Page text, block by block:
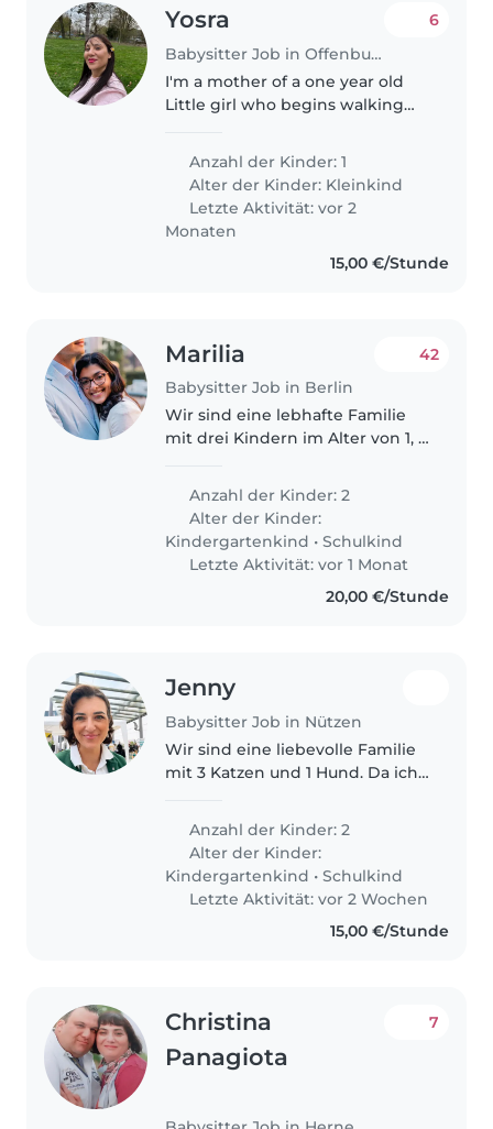
Yosra
Babysitter Job in Offenburg
6
I'm a mother of a one year old
Little girl who begins walking
with. I'm pregnent and I need
someone I can trust to take..
Anzahl der Kinder: 1
Alter der Kinder: Kleinkind
Letzte Aktivität: vor 2
Monaten
15,00 €/Stunde
Marilia
Babysitter Job in Berlin
42
Wir sind eine lebhafte Familie
mit drei Kindern im Alter von 1, 3
sind sportlich, verspielt und
kreativ. Wir suchen eine
zuverlässige Babysitterin, die..
Anzahl der Kinder: 2
Alter der Kinder:
Kindergartenkind •Schulkind
Letzte Aktivität: vor 1 Monat
20,00 €/Stunde
Jenny
Babysitter Job in Nützen
Wir sind eine liebevolle Familie
mit 3 Katzen und 1 Hund. Da ich
Weiterbildung starte und wir ab
13:30 bis ca 15 Uhr regelmäßig
eine zuverlässige
Kinderbetreuung..
Anzahl der Kinder: 2
Alter der Kinder:
Kindergartenkind •Schulkind
Letzte Aktivität: vor 2 Wochen
15,00 €/Stunde
Christina
Panagiota
7